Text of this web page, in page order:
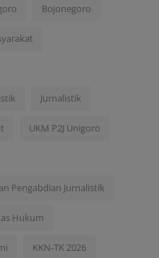
Bojonegoro
Jurnalistik
UKM P2J Unigoro
Pengabdian Jurnalistik
Hukum
KKN-TK 2026